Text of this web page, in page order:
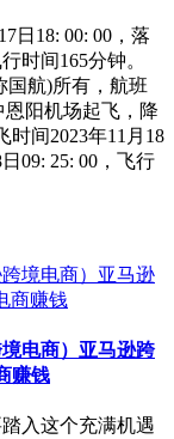
日18: 00: 00，落
时间165分钟。
国航)所有，航班
恩阳机场起飞，降
间2023年11月18
09: 25: 00，飞行
电商）亚马逊跨
赚钱
入这个充满机遇